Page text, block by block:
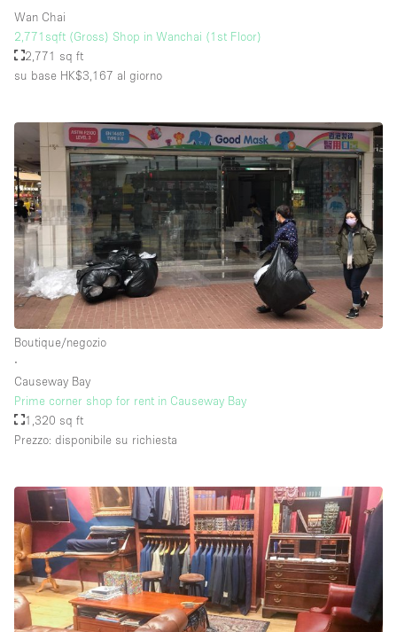
Wan Chai
2,771sqft (Gross) Shop in Wanchai (1st Floor)
2,771 sq ft
su base HK$3,167 al giorno
Boutique/negozio
∙
Causeway Bay
Prime corner shop for rent in Causeway Bay
1,320 sq ft
Prezzo: disponibile su richiesta